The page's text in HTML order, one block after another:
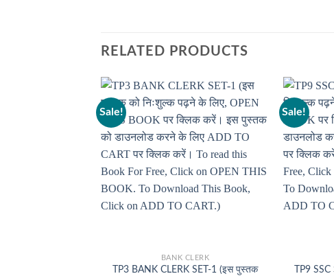
RELATED PRODUCTS
Sale!
BANK CLERK
TP3 BANK CLERK SET-1 (इस पुस्तक
Sale!
TP9